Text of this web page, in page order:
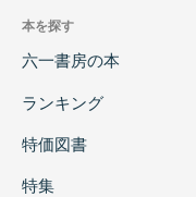
本を探す
六一書房の本
ランキング
特価図書
特集